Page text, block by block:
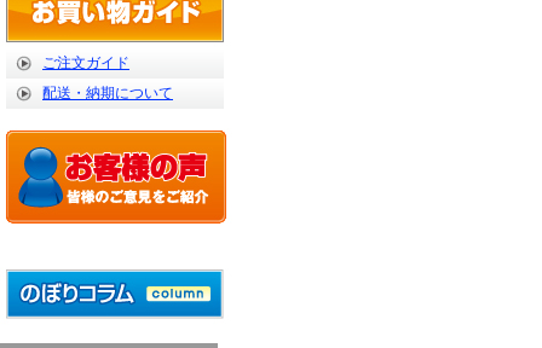
ご注文ガイド
配送・納期について